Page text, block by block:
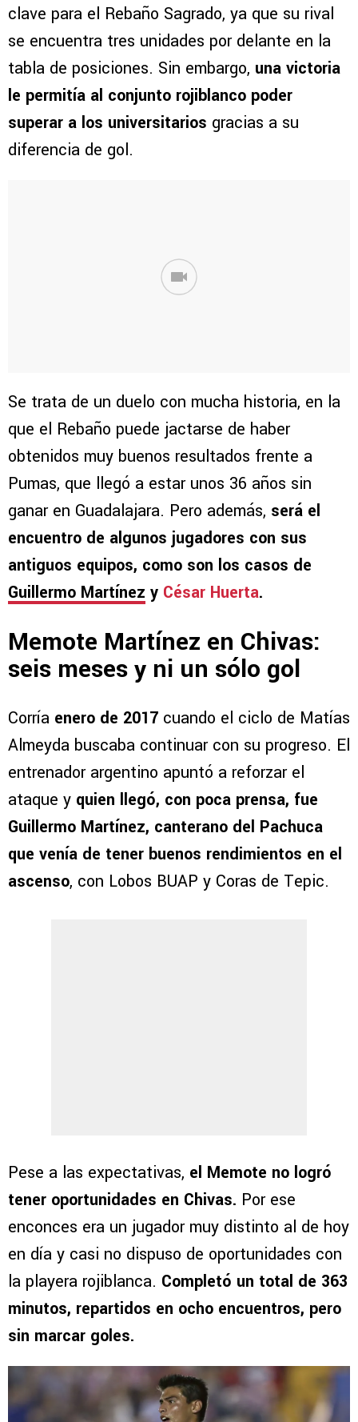
clave para el Rebaño Sagrado, ya que su rival
se encuentra tres unidades por delante en la
tabla de posiciones. Sin embargo, una victoria
le permitía al conjunto rojiblanco poder
superar a los universitarios gracias a su
diferencia de gol.
Se trata de un duelo con mucha historia, en la
que el Rebaño puede jactarse de haber
obtenidos muy buenos resultados frente a
Pumas, que llegó a estar unos 36 años sin
ganar en Guadalajara. Pero además, será el
encuentro de algunos jugadores con sus
antiguos equipos, como son los casos de
Guillermo Martínez y César Huerta.
Memote Martínez en Chivas:
seis meses y ni un sólo gol
Corría enero de 2017 cuando el ciclo de Matías
Almeyda buscaba continuar con su progreso. El
entrenador argentino apuntó a reforzar el
ataque y quien llegó, con poca prensa, fue
Guillermo Martínez, canterano del Pachuca
que venía de tener buenos rendimientos en el
ascenso, con Lobos BUAP y Coras de Tepic.
Pese a las expectativas, el Memote no logró
tener oportunidades en Chivas. Por ese
enconces era un jugador muy distinto al de hoy
en día y casi no dispuso de oportunidades con
la playera rojiblanca. Completó un total de 363
minutos, repartidos en ocho encuentros, pero
sin marcar goles.